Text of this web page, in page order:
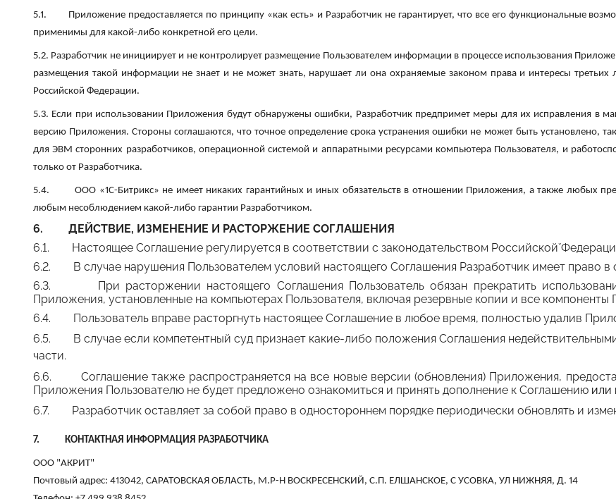
5.1.
Приложение предоставляется по принципу «как есть» и Разработчик не гарантирует, что все его функциональные
применимы для какой-либо конкретной его цели.
5.2. Разработчик не инициирует и не контролирует размещение Пользователем информации в процессе использования
размещения такой информации не знает и не может знать, нарушает ли она охраняемые законом права и интересы
Российской Федерации.
5.3. Если при использовании Приложения будут обнаружены ошибки, Разработчик предпримет меры для их исправления в
версию Приложения. Стороны соглашаются, что точное определение срока устранения ошибки не может быть установлено,
для ЭВМ сторонних разработчиков, операционной системой и аппаратными ресурсами компьютера Пользователя, и
только от Разработчика.
5.4. ООО «1С-Битрикс» не имеет никаких гарантийных и иных обязательств в отношении Приложения, а также любых
любым несоблюдением какой-либо гарантии Разработчиком.
6.
ДЕЙСТВИЕ, ИЗМЕНЕНИЕ И РАСТОРЖЕНИЕ СОГЛАШЕНИЯ
6.1. Настоящее Соглашение регулируется в соответствии с законодательством Российской̆
6.2. В случае нарушения Пользователем условий настоящего Соглашения Разработчик имеет право в
6.3. При расторжении настоящего Соглашения Пользователь обязан прекратить
Приложения, установленные на компьютерах Пользователя, включая резервные копии и все компоненты
6.4. Пользователь вправе расторгнуть настоящее Соглашение в любое время, полностью удалив
6.5. В случае если компетентный суд признает какие-либо положения Соглашения
части.
6.6. Соглашение также распространяется на все новые версии (обновления) Приложения,
Приложения Пользователю не будет предложено ознакомиться и принять дополнение к Соглашению или
6.7. Разработчик оставляет за собой право в одностороннем порядке периодически обновлять и
7. КОНТАКТНАЯ ИНФОРМАЦИЯ РАЗРАБОТЧИКА
ООО "АКРИТ"
Почтовый адрес: 413042, САРАТОВСКАЯ ОБЛАСТЬ, М.Р-Н ВОСКРЕСЕНСКИЙ, С.П. ЕЛШАНСКОЕ, С УСОВКА, УЛ НИЖНЯЯ, Д. 14